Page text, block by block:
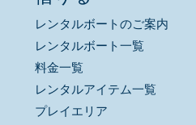
レンタルボートのご案内
レンタルボート一覧
料金一覧
レンタルアイテム一覧
プレイエリア